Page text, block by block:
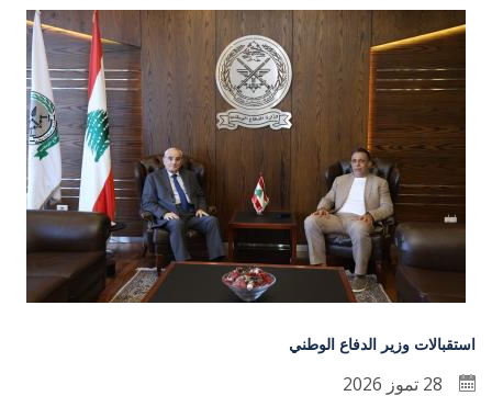
استقبالات وزير الدفاع الوطني